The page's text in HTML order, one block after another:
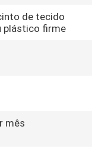
de tecido
plástico firme
mês